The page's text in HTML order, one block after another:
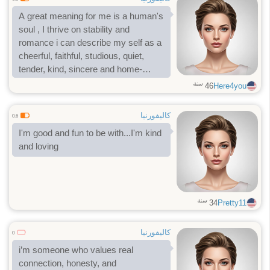
A great meaning for me is a human's
soul , I thrive on stability and
romance i can describe my self as a
cheerful, faithful, studious, quiet,
tender, kind, sincere and home-
one four five one five.
Here4you
46 سنة
كاليفورنيا 0.6
I'm good and fun to be with...I'm kind
and loving
Pretty11
34 سنة
كاليفورنيا 0
i’m someone who values real
connection, honesty, and